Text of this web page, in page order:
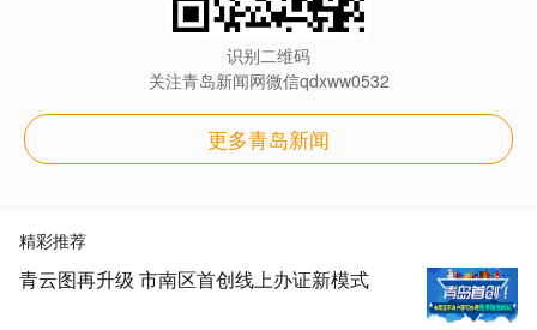
识别二维码
关注青岛新闻网微信qdxww0532
更多青岛新闻
精彩推荐
青云图再升级 市南区首创线上办证新模式